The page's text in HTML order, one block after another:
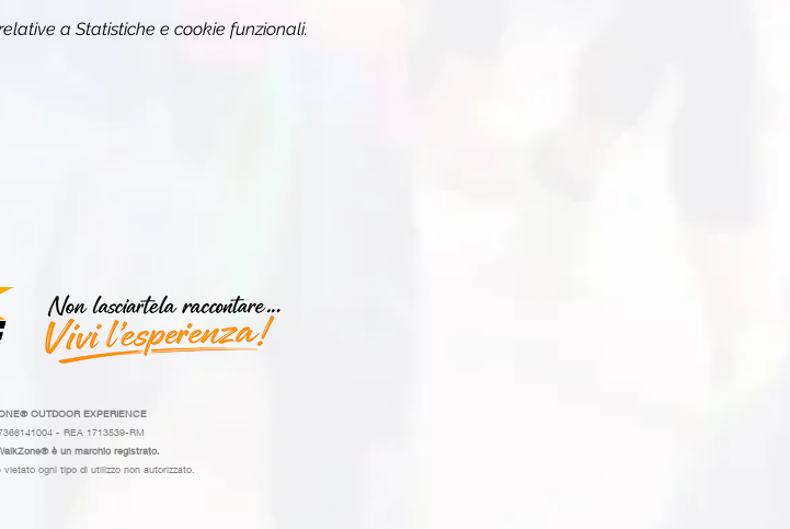
a Statistiche e cookie funzionali.
OUTDOOR EXPERIENCE
- REA 1713539-RM
è un marchio registrato.
ogni tipo di utilizzo non autorizzato.